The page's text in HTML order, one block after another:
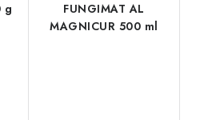
g
FUNGIMAT AL
MAGNICUR 500 ml